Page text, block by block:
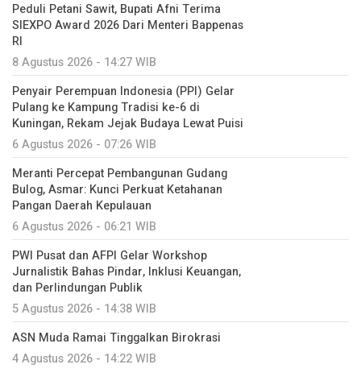
Peduli Petani Sawit, Bupati Afni Terima
SIEXPO Award 2026 Dari Menteri Bappenas
RI
8 Agustus 2026 - 14:27 WIB
Penyair Perempuan Indonesia (PPI) Gelar
Pulang ke Kampung Tradisi ke-6 di
Kuningan, Rekam Jejak Budaya Lewat Puisi
6 Agustus 2026 - 07:26 WIB
Meranti Percepat Pembangunan Gudang
Bulog, Asmar: Kunci Perkuat Ketahanan
Pangan Daerah Kepulauan
6 Agustus 2026 - 06:21 WIB
PWI Pusat dan AFPI Gelar Workshop
Jurnalistik Bahas Pindar, Inklusi Keuangan,
dan Perlindungan Publik
5 Agustus 2026 - 14:38 WIB
ASN Muda Ramai Tinggalkan Birokrasi
4 Agustus 2026 - 14:22 WIB